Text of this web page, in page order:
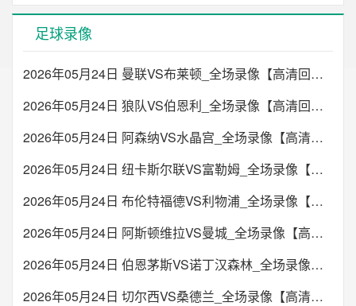
足球录像
2026年05月24日 曼联VS布莱顿_全场录像【高清回放】
2026年05月24日 狼队VS伯恩利_全场录像【高清回放】
2026年05月24日 阿森纳VS水晶宫_全场录像【高清回放】
2026年05月24日 纽卡斯尔联VS富勒姆_全场录像【高清回放】
2026年05月24日 布伦特福德VS利物浦_全场录像【高清回放】
2026年05月24日 阿斯顿维拉VS曼城_全场录像【高清回放】
2026年05月24日 伯恩茅斯VS诺丁汉森林_全场录像【高清回放】
2026年05月24日 切尔西VS桑德兰_全场录像【高清回放】